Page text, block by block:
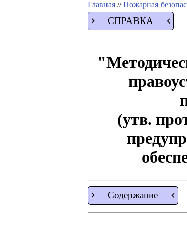
Главная //Пожарная
СПРАВКА
(утв.
Содержание